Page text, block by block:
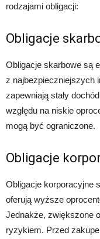
rodzajami obligacji:
Obligacje
Obligacje skarbowe są
z najbezpieczniejszych
zapewniają stały
względu na niskie
mogą być ograniczone.
Obligacje
Obligacje korporacyjne
oferują wyższe
Jednakże, zwiększone
ryzykiem. Przed